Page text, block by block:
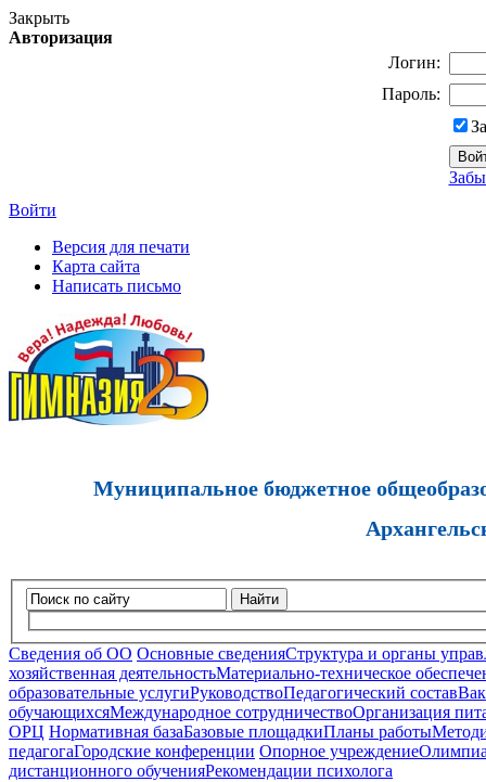
Закрыть
Авторизация
Логин:
Пароль:
Войти
Версия для печати
Карта сайта
Написать письмо
Муниципальное бюджетное
Найти
Сведения об ОО Основные сведенияСтруктура и органы
хозяйственная деятельностьМатериально-техническое
образовательные услугиРуководствоПедагогический состав
обучающихсяМеждународное сотрудничествоОрганизация
ОРЦ Нормативная базаБазовые площадкиПланы работы
педагогаГородские конференции Опорное учреждение
дистанционного обученияРекомендации психолога